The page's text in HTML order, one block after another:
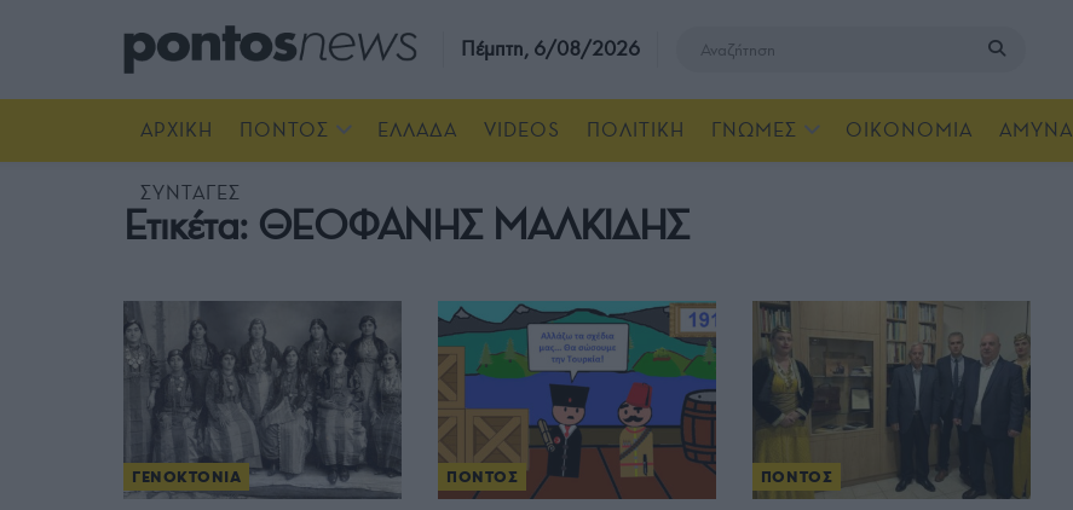
Πέμπτη, 6/08/2026
ΑΡΧΙΚΗ ΠΟΝΤΟΣ ΕΛΛΑΔΑ VIDEOS ΠΟΛΙΤΙΚΗ ΓΝΩΜΕΣ ΟΙΚΟΝΟΜΙΑ ΑΜΥΝΑ
ΣΥΝΤΑΓΕΣ
Ετικέτα: ΘΕΟΦΑΝΗΣ ΜΑΛΚΙΔΗΣ
ΓΕΝΟΚΤΟΝΙΑ ΠΟΝΤΟΣ ΠΟΝΤΟΣ